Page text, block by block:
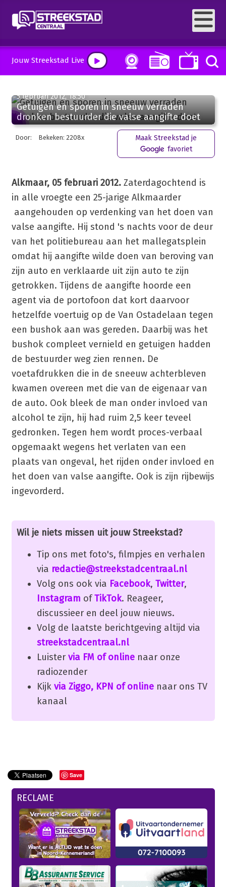
Jouw Streekstad Live
5 februari 2012, 18:50
Getuigen en sporen in sneeuw verraden
dronken bestuurder die valse aangifte doet
Door: Bekeken: 2208x
Maak Streekstad je
favoriet
Alkmaar, 05 februari 2012.Zaterdagochtend is
in alle vroegte een 25-jarige Alkmaarder
aangehouden op verdenking van het doen van
valse aangifte. Hij stond 's nachts voor de deur
van het politiebureau aan het mallegatsplein
omdat hij aangifte wilde doen van beroving van
zijn auto en verklaarde uit zijn auto te zijn
getrokken. Tijdens de aangifte hoorde een
agent via de portofoon dat kort daarvoor
hetzelfde voertuig op de Van Ostadelaan tegen
een bushok aan was gereden. Daarbij was het
bushok compleet vernield en getuigen hadden
de bestuurder weg zien rennen. De
voetafdrukken die in de sneeuw achterbleven
kwamen overeen met die van de eigenaar van
de auto. Ook bleek de man onder invloed van
alcohol te zijn, hij had ruim 2,5 keer teveel
gedronken. Tegen hem wordt proces-verbaal
opgemaakt wegens het verlaten van een
plaats van ongeval, het rijden onder invloed en
het doen van valse aangifte. Ook is zijn rijbewijs
ingevorderd.
Wil je niets missen uit jouw Streekstad?
Tip ons met foto's, filmpjes en verhalen
via redactie@streekstadcentraal.nl
Volg ons ook via Facebook, Twitter,
Instagram ofTikTok. Reageer,
discussieer en deel jouw nieuws.
Volg de laatste berichtgeving altijd via
streekstadcentraal.nl
Luister via FM of onlinenaar onze
radiozender
Kijk via Ziggo, KPN of onlinenaar ons TV
kanaal
Save
RECLAME